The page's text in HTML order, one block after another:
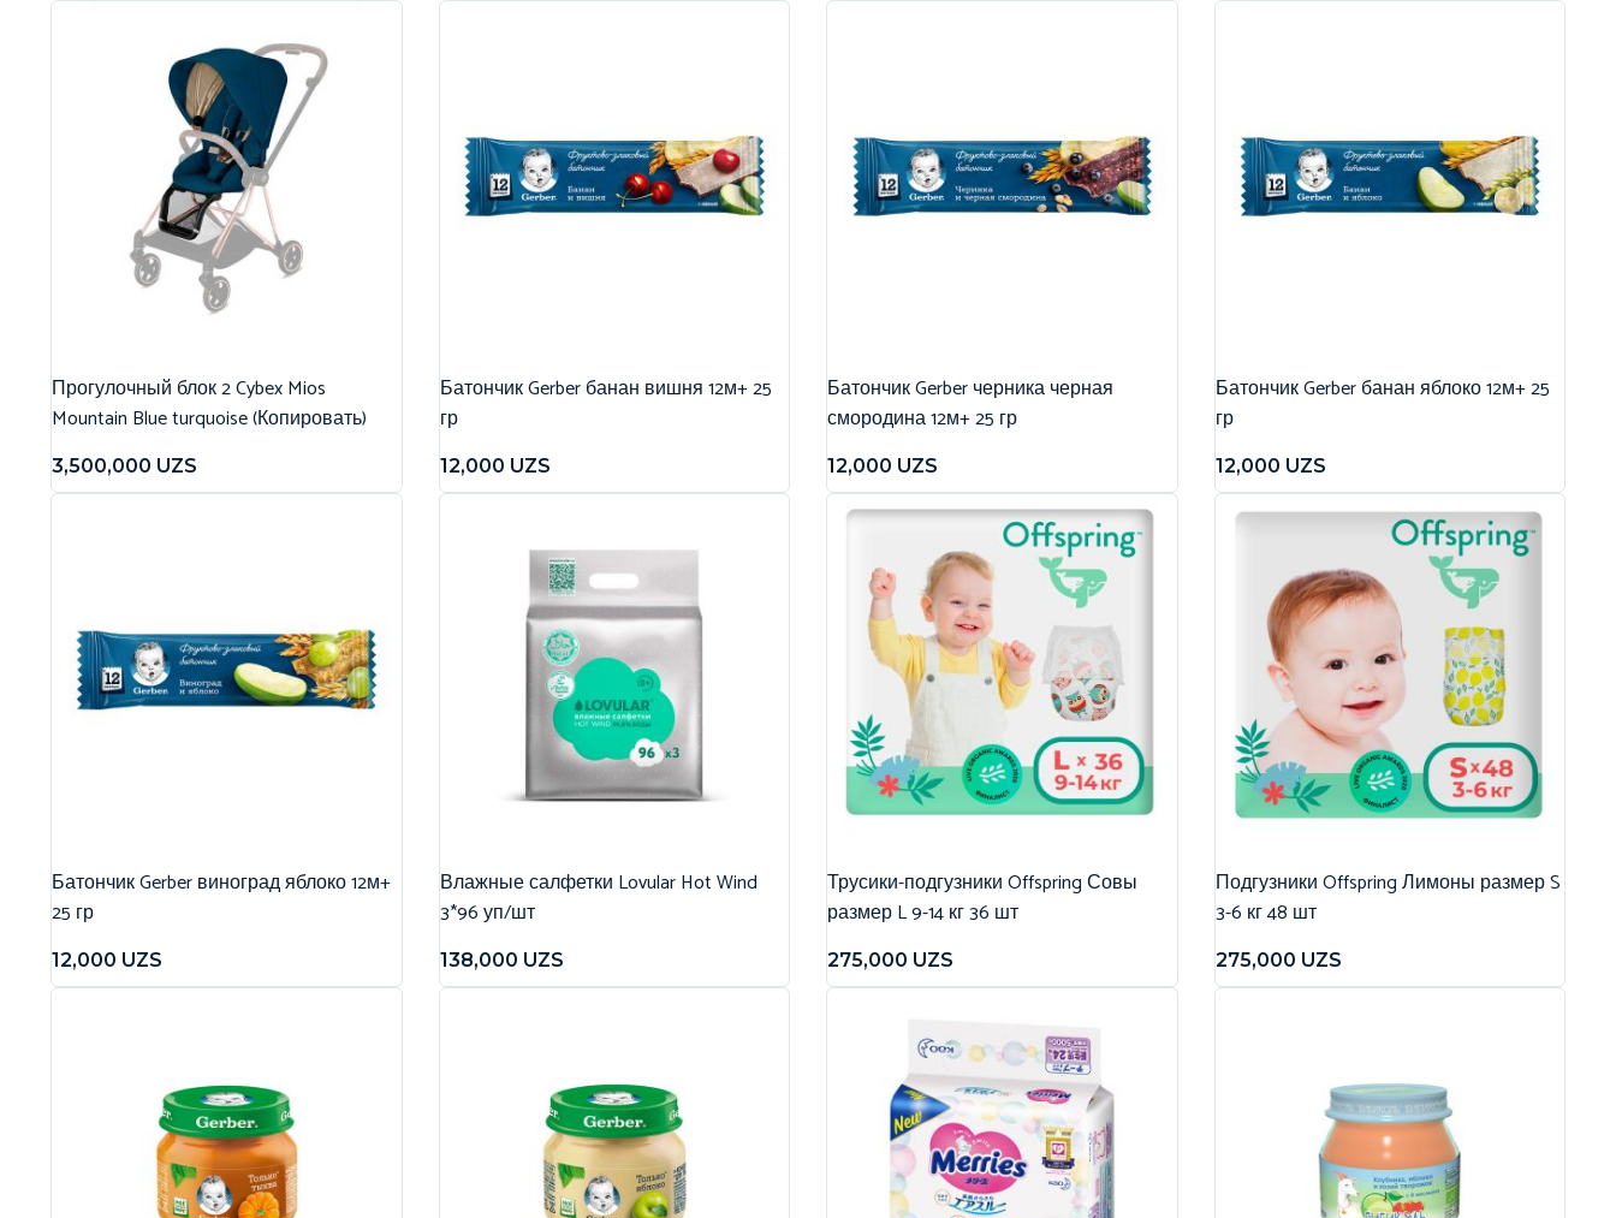
Прогулочный блок 2 Cybex Mios
Mountain Blue turquoise (Копировать)
3,500,000 UZS
Батончик Gerber банан вишня 12м+ 25
гр
12,000 UZS
Батончик Gerber черника черная
смородина 12м+ 25 гр
12,000 UZS
Батончик Gerber банан яблоко 12м+ 25
гр
12,000 UZS
Батончик Gerber виноград яблоко 12м+
25 гр
12,000 UZS
Влажные салфетки Lovular Hot Wind
3*96 уп/шт
138,000 UZS
Трусики-подгузники Offspring Совы
размер L 9-14 кг 36 шт
275,000 UZS
Подгузники Offspring Лимоны размер S
3-6 кг 48 шт
275,000 UZS